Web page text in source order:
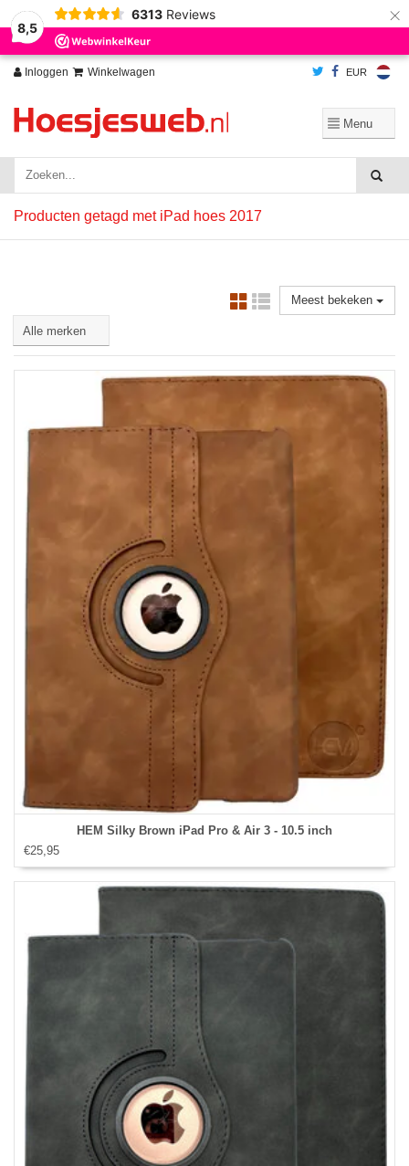
8,5
6313 Reviews ×
Inloggen Winkelwagen EUR
Producten getagd met iPad hoes 2017
Meest bekeken
HEM Silky Brown iPad Pro & Air 3 - 10.5 inch
€25,95
Wij slaan cookies op om onze website te verbeteren. Is dat akkoord?
Ja
Nee